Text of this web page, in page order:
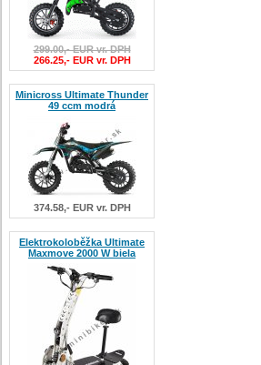
299.00,- EUR vr. DPH
266.25,- EUR vr. DPH
Minicross Ultimate Thunder
49 ccm modrá
374.58,- EUR vr. DPH
Elektrokoloběžka Ultimate
Maxmove 2000 W biela